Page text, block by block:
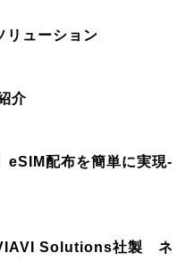
リューション
介
eSIM配布を簡単に実現-
VIAVI Solutions社製 ネ